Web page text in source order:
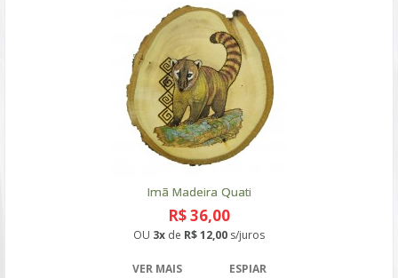
Imã Madeira Quati
R$ 36,00
OU 3x de R$ 12,00 s/juros
VER MAIS ESPIAR